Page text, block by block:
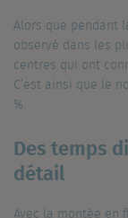
Alors que pendant
observé dans les
centres qui ont
C’est ainsi que le
%.
Des temps
détail
Avec la montée en